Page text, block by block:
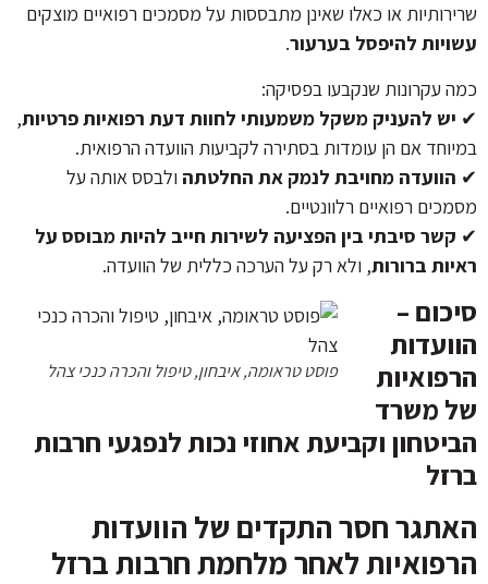
שרירותיות או כאלו שאינן מתבססות על מסמכים רפואיים מוצקים
עשויות להיפסל בערעור.
כמה עקרונות שנקבעו בפסיקה:
✔ יש להעניק משקל משמעותי לחוות דעת רפואיות פרטיות,
במיוחד אם הן עומדות בסתירה לקביעות הוועדה הרפואית.
✔ הוועדה מחויבת לנמק את החלטתה ולבסס אותה על
מסמכים רפואיים רלוונטיים.
✔ קשר סיבתי בין הפציעה לשירות חייב להיות מבוסס על
ראיות ברורות, ולא רק על הערכה כללית של הוועדה.
פוסט טראומה, איבחון, טיפול והכרה כנכי צהל
סיכום –
הוועדות
הרפואיות
של משרד
הביטחון וקביעת אחוזי נכות לנפגעי חרבות
ברזל
האתגר חסר התקדים של הוועדות
הרפואיות לאחר מלחמת חרבות ברזל